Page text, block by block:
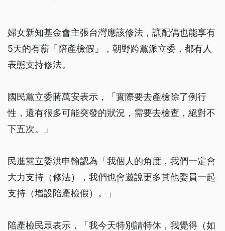
婦女新知基金會主張台灣應該修法，讓配偶也能享有
5天的有薪「陪產檢假」，朝野跨黨派立委，都有人
表態支持修法。
國民黨立委蔣萬安表示，「實際要去產檢除了例行
性，還有很多可能突發的狀況，需要去檢查，絕對不
下五次。」
民進黨立委洪申翰認為「我個人的角度，我們一定會
大力支持（修法），我們也會遊說更多其他委員一起
支持（增設陪產檢假）。」
陪產檢民眾表示，「我今天特別請特休，我覺得（如